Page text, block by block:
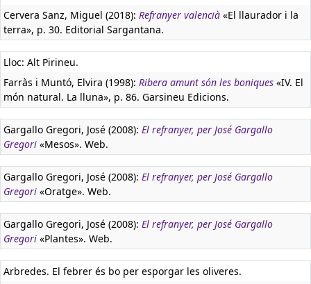
Cervera Sanz, Miguel (2018): Refranyer valencià «El llaurador i la
terra», p. 30. Editorial Sargantana.
Lloc: Alt Pirineu.
Farràs i Muntó, Elvira (1998): Ribera amunt són les boniques «IV. El
món natural. La lluna», p. 86. Garsineu Edicions.
Gargallo Gregori, José (2008): El refranyer, per José Gargallo
Gregori «Mesos». Web.
Gargallo Gregori, José (2008): El refranyer, per José Gargallo
Gregori «Oratge». Web.
Gargallo Gregori, José (2008): El refranyer, per José Gargallo
Gregori «Plantes». Web.
Arbredes. El febrer és bo per esporgar les oliveres.